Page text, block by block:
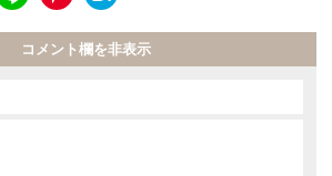
コメント欄を非表示